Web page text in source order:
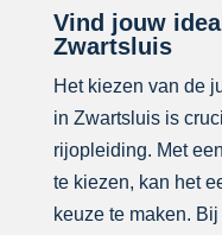
Vind jouw
Zwartsluis
Het kiezen van de
in Zwartsluis is
rijopleiding. Met
te kiezen, kan het
keuze te maken.